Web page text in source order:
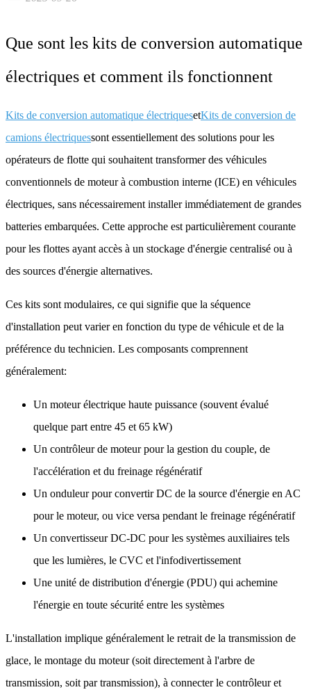
Que sont les kits de conversion automatique
électriques et comment ils fonctionnent
Kits de conversion automatique électriquesetKits de conversion de
camions électriquessont essentiellement des solutions pour les
opérateurs de flotte qui souhaitent transformer des véhicules
conventionnels de moteur à combustion interne (ICE) en véhicules
électriques, sans nécessairement installer immédiatement de grandes
batteries embarquées. Cette approche est particulièrement courante
pour les flottes ayant accès à un stockage d'énergie centralisé ou à
des sources d'énergie alternatives.
Ces kits sont modulaires, ce qui signifie que la séquence
d'installation peut varier en fonction du type de véhicule et de la
préférence du technicien. Les composants comprennent
généralement:
Un moteur électrique haute puissance (souvent évalué
quelque part entre 45 et 65 kW)
Un contrôleur de moteur pour la gestion du couple, de
l'accélération et du freinage régénératif
Un onduleur pour convertir DC de la source d'énergie en AC
pour le moteur, ou vice versa pendant le freinage régénératif
Un convertisseur DC-DC pour les systèmes auxiliaires tels
que les lumières, le CVC et l'infodivertissement
Une unité de distribution d'énergie (PDU) qui achemine
l'énergie en toute sécurité entre les systèmes
L'installation implique généralement le retrait de la transmission de
glace, le montage du moteur (soit directement à l'arbre de
transmission, soit par transmission), à connecter le contrôleur et